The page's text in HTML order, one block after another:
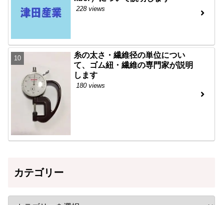
228 views
糸の太さ・繊維径の単位につい
て、ゴム紐・繊維の専門家が説明
します
180 views
カテゴリー